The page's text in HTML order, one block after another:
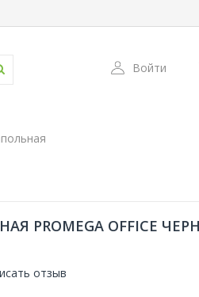
Войти
OFFICE
отзыв